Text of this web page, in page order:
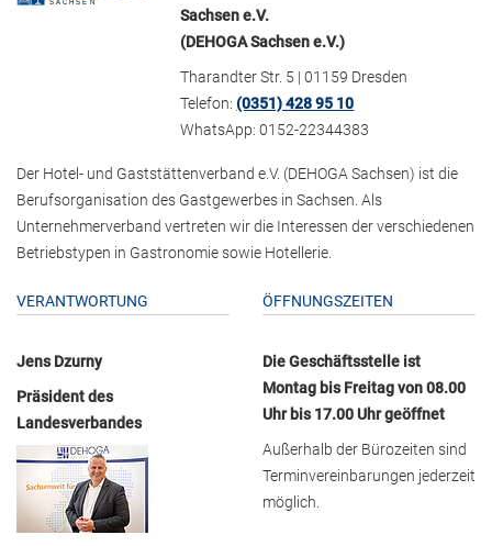
Sachsen e.V.
(DEHOGA Sachsen e.V.)
Tharandter Str. 5 | 01159 Dresden
Telefon:(0351) 428 95 10
WhatsApp: 0152-22344383
Der Hotel- und Gaststättenverband e.V. (DEHOGA Sachsen) ist die
Berufsorganisation des Gastgewerbes in Sachsen. Als
Unternehmerverband vertreten wir die Interessen der verschiedenen
Betriebstypen in Gastronomie sowie Hotellerie.
VERANTWORTUNG
Jens Dzurny
Präsident des
Landesverbandes
ÖFFNUNGSZEITEN
Die Geschäftsstelle ist
Montag bis Freitag von 08.00
Uhr bis 17.00 Uhr geöffnet
Außerhalb der Bürozeiten sind
Terminvereinbarungen jederzeit
möglich.